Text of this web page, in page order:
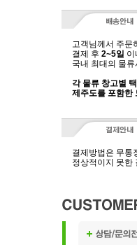
고객님께서 주문
결제 후 2~5일 이
국내 최대의 물
각 물류 창고별
제주도를 포함한
결제방법은 무통
정상적이지 못한